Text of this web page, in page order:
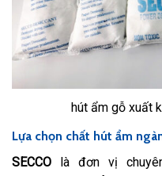
hút ẩm gỗ xuất
Lựa chọn chất hút ẩm
SECCO là đơn vị